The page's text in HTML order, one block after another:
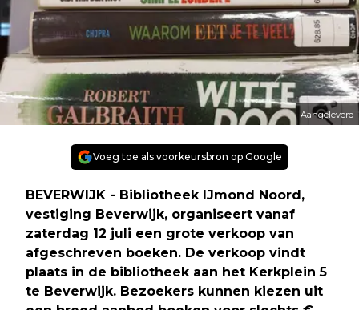
Aangeleverd
Voeg toe als voorkeursbron op Google
BEVERWIJK - Bibliotheek IJmond Noord,
vestiging Beverwijk, organiseert vanaf
zaterdag 12 juli een grote verkoop van
afgeschreven boeken. De verkoop vindt
plaats in de bibliotheek aan het Kerkplein 5
te Beverwijk. Bezoekers kunnen kiezen uit